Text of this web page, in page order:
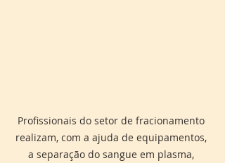
Profissionais do setor de fracionamento
realizam, com a ajuda de equipamentos,
a separação do sangue em plasma,